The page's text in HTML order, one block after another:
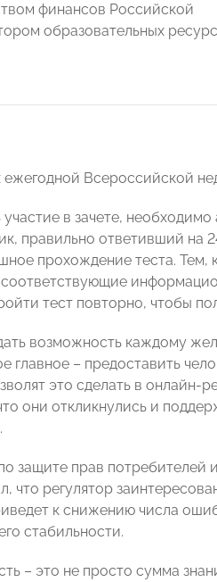
финансов Российской
образовательных
ежегодной Всероссийской
в зачете, необходимо
правильно ответивший на
прохождение теста. Тем,
тест повторно, чтобы
возможность каждому
главное – предоставить
это сделать в
они откликнулись и
защите прав потребителей
что регулятор
к снижению числа
стабильности.
– это не просто сумма